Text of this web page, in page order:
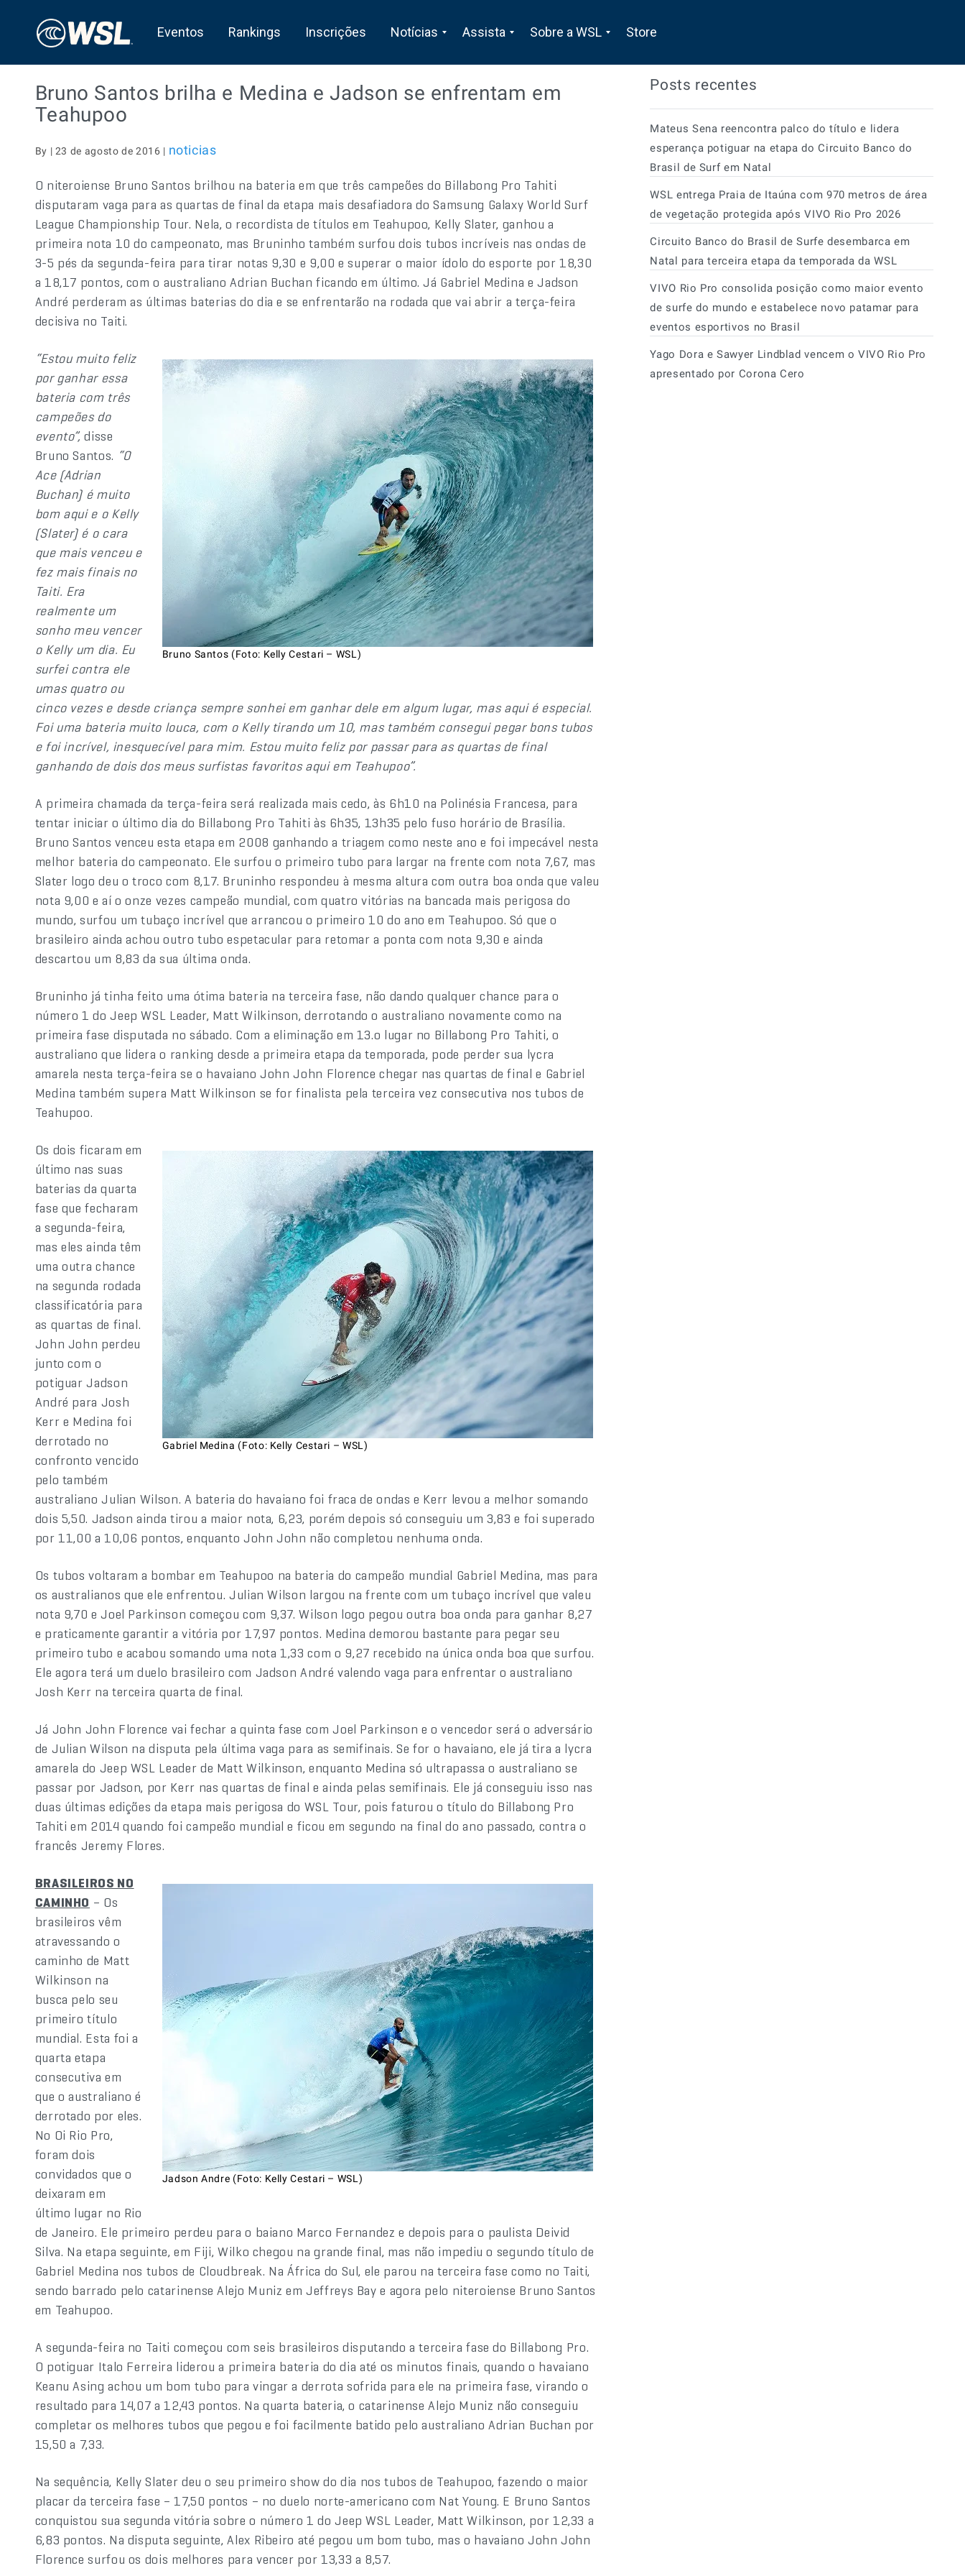
Eventos Rankings Inscrições Notícias Assista Sobre a WSL Store
Bruno Santos brilha e Medina e Jadson se enfrentam em
Teahupoo
By | 23 de agosto de 2016 | noticias
O niteroiense Bruno Santos brilhou na bateria em que três campeões do Billabong Pro Tahiti
disputaram vaga para as quartas de final da etapa mais desafiadora do Samsung Galaxy World Surf
League Championship Tour. Nela, o recordista de títulos em Teahupoo, Kelly Slater, ganhou a
primeira nota 10 do campeonato, mas Bruninho também surfou dois tubos incríveis nas ondas de
3-5 pés da segunda-feira para tirar notas 9,30 e 9,00 e superar o maior ídolo do esporte por 18,30
a 18,17 pontos, com o australiano Adrian Buchan ficando em último. Já Gabriel Medina e Jadson
André perderam as últimas baterias do dia e se enfrentarão na rodada que vai abrir a terça-feira
decisiva no Taiti.
Bruno Santos (Foto: Kelly Cestari – WSL)
“Estou muito feliz
por ganhar essa
bateria com três
campeões do
evento”,disse
Bruno Santos. “O
Ace (Adrian
Buchan) é muito
bom aqui e o Kelly
(Slater) é o cara
que mais venceu e
fez mais finais no
Taiti. Era
realmente um
sonho meu vencer
o Kelly um dia. Eu
surfei contra ele
umas quatro ou
cinco vezes e desde criança sempre sonhei em ganhar dele em algum lugar, mas aqui é especial.
Foi uma bateria muito louca, com o Kelly tirando um 10, mas também consegui pegar bons tubos
e foi incrível, inesquecível para mim. Estou muito feliz por passar para as quartas de final
ganhando de dois dos meus surfistas favoritos aqui em Teahupoo”.
A primeira chamada da terça-feira será realizada mais cedo, às 6h10 na Polinésia Francesa, para
tentar iniciar o último dia do Billabong Pro Tahiti às 6h35, 13h35 pelo fuso horário de Brasília.
Bruno Santos venceu esta etapa em 2008 ganhando a triagem como neste ano e foi impecável nesta
melhor bateria do campeonato. Ele surfou o primeiro tubo para largar na frente com nota 7,67, mas
Slater logo deu o troco com 8,17. Bruninho respondeu à mesma altura com outra boa onda que valeu
nota 9,00 e aí o onze vezes campeão mundial, com quatro vitórias na bancada mais perigosa do
mundo, surfou um tubaço incrível que arrancou o primeiro 10 do ano em Teahupoo. Só que o
brasileiro ainda achou outro tubo espetacular para retomar a ponta com nota 9,30 e ainda
descartou um 8,83 da sua última onda.
Bruninho já tinha feito uma ótima bateria na terceira fase, não dando qualquer chance para o
número 1 do Jeep WSL Leader, Matt Wilkinson, derrotando o australiano novamente como na
primeira fase disputada no sábado. Com a eliminação em 13.o lugar no Billabong Pro Tahiti, o
australiano que lidera o ranking desde a primeira etapa da temporada, pode perder sua lycra
amarela nesta terça-feira se o havaiano John John Florence chegar nas quartas de final e Gabriel
Medina também supera Matt Wilkinson se for finalista pela terceira vez consecutiva nos tubos de
Teahupoo.
Gabriel Medina (Foto: Kelly Cestari – WSL)
Os dois ficaram em
último nas suas
baterias da quarta
fase que fecharam
a segunda-feira,
mas eles ainda têm
uma outra chance
na segunda rodada
classificatória para
as quartas de final.
John John perdeu
junto com o
potiguar Jadson
André para Josh
Kerr e Medina foi
derrotado no
confronto vencido
pelo também
australiano Julian Wilson. A bateria do havaiano foi fraca de ondas e Kerr levou a melhor somando
dois 5,50. Jadson ainda tirou a maior nota, 6,23, porém depois só conseguiu um 3,83 e foi superado
por 11,00 a 10,06 pontos, enquanto John John não completou nenhuma onda.
Os tubos voltaram a bombar em Teahupoo na bateria do campeão mundial Gabriel Medina, mas para
os australianos que ele enfrentou. Julian Wilson largou na frente com um tubaço incrível que valeu
nota 9,70 e Joel Parkinson começou com 9,37. Wilson logo pegou outra boa onda para ganhar 8,27
e praticamente garantir a vitória por 17,97 pontos. Medina demorou bastante para pegar seu
primeiro tubo e acabou somando uma nota 1,33 com o 9,27 recebido na única onda boa que surfou.
Ele agora terá um duelo brasileiro com Jadson André valendo vaga para enfrentar o australiano
Josh Kerr na terceira quarta de final.
Já John John Florence vai fechar a quinta fase com Joel Parkinson e o vencedor será o adversário
de Julian Wilson na disputa pela última vaga para as semifinais. Se for o havaiano, ele já tira a lycra
amarela do Jeep WSL Leader de Matt Wilkinson, enquanto Medina só ultrapassa o australiano se
passar por Jadson, por Kerr nas quartas de final e ainda pelas semifinais. Ele já conseguiu isso nas
duas últimas edições da etapa mais perigosa do WSL Tour, pois faturou o título do Billabong Pro
Tahiti em 2014 quando foi campeão mundial e ficou em segundo na final do ano passado, contra o
francês Jeremy Flores.
Jadson Andre (Foto: Kelly Cestari – WSL)
BRASILEIROS NO
CAMINHO – Os
brasileiros vêm
atravessando o
caminho de Matt
Wilkinson na
busca pelo seu
primeiro título
mundial. Esta foi a
quarta etapa
consecutiva em
que o australiano é
derrotado por eles.
No Oi Rio Pro,
foram dois
convidados que o
deixaram em
último lugar no Rio
de Janeiro. Ele primeiro perdeu para o baiano Marco Fernandez e depois para o paulista Deivid
Silva. Na etapa seguinte, em Fiji, Wilko chegou na grande final, mas não impediu o segundo título de
Gabriel Medina nos tubos de Cloudbreak. Na África do Sul, ele parou na terceira fase como no Taiti,
sendo barrado pelo catarinense Alejo Muniz em Jeffreys Bay e agora pelo niteroiense Bruno Santos
em Teahupoo.
A segunda-feira no Taiti começou com seis brasileiros disputando a terceira fase do Billabong Pro.
O potiguar Italo Ferreira liderou a primeira bateria do dia até os minutos finais, quando o havaiano
Keanu Asing achou um bom tubo para vingar a derrota sofrida para ele na primeira fase, virando o
resultado para 14,07 a 12,43 pontos. Na quarta bateria, o catarinense Alejo Muniz não conseguiu
completar os melhores tubos que pegou e foi facilmente batido pelo australiano Adrian Buchan por
15,50 a 7,33.
Na sequência, Kelly Slater deu o seu primeiro show do dia nos tubos de Teahupoo, fazendo o maior
placar da terceira fase – 17,50 pontos – no duelo norte-americano com Nat Young. E Bruno Santos
conquistou sua segunda vitória sobre o número 1 do Jeep WSL Leader, Matt Wilkinson, por 12,33 a
6,83 pontos. Na disputa seguinte, Alex Ribeiro até pegou um bom tubo, mas o havaiano John John
Florence surfou os dois melhores para vencer por 13,33 a 8,57.
Posts recentes
Mateus Sena reencontra palco do título e lidera
esperança potiguar na etapa do Circuito Banco do
Brasil de Surf em Natal
WSL entrega Praia de Itaúna com 970 metros de área
de vegetação protegida após VIVO Rio Pro 2026
Circuito Banco do Brasil de Surfe desembarca em
Natal para terceira etapa da temporada da WSL
VIVO Rio Pro consolida posição como maior evento
de surfe do mundo e estabelece novo patamar para
eventos esportivos no Brasil
Yago Dora e Sawyer Lindblad vencem o VIVO Rio Pro
apresentado por Corona Cero